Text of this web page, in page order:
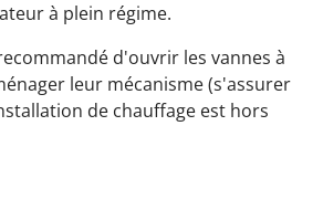
à plein régime.
d'ouvrir les vannes à
leur mécanisme (s'assurer
de chauffage est hors